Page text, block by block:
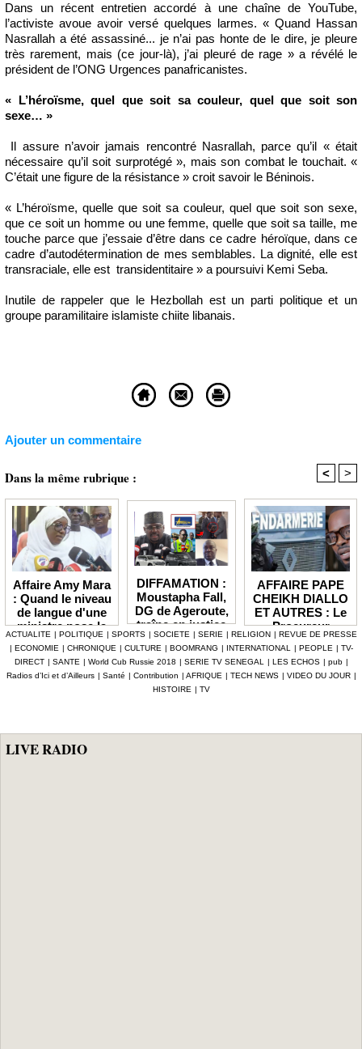
Dans un récent entretien accordé à une chaîne de YouTube,
l’activiste avoue avoir versé quelques larmes. « Quand Hassan
Nasrallah a été assassiné... je n’ai pas honte de le dire, je pleure
très rarement, mais (ce jour-là), j’ai pleuré de rage » a révélé le
président de l’ONG Urgences panafricanistes.
« L’héroïsme, quel que soit sa couleur, quel que soit son
sexe… »
Il assure n’avoir jamais rencontré Nasrallah, parce qu’il « était
nécessaire qu’il soit surprotégé », mais son combat le touchait. «
C’était une figure de la résistance » croit savoir le Béninois.
« L’héroïsme, quelle que soit sa couleur, quel que soit son sexe,
que ce soit un homme ou une femme, quelle que soit sa taille, me
touche parce que j’essaie d’être dans ce cadre héroïque, dans ce
cadre d’autodétermination de mes semblables. La dignité, elle est
transraciale, elle est transidentitaire » a poursuivi Kemi Seba.
Inutile de rappeler que le Hezbollah est un parti politique et un
groupe paramilitaire islamiste chiite libanais.
Ajouter un commentaire
Dans la même rubrique : < >
Affaire Amy Mara
: Quand le niveau
de langue d'une
ministre pose la
question de la
compétence et de
la crédibilité de
l'État
DIFFAMATION :
Moustapha Fall,
DG de Ageroute,
traîne en justice
l’ex DRH Cheikh
Amet Tidiane
Thiam
AFFAIRE PAPE
CHEIKH DIALLO
ET AUTRES : Le
Procureur
interjette appel et
maintient en
prison ceux qui
ont été placés
ACTUALITE | POLITIQUE | SPORTS | SOCIETE | SERIE | RELIGION | REVUE DE PRESSE
| ECONOMIE | CHRONIQUE | CULTURE | BOOMRANG | INTERNATIONAL | PEOPLE | TV-
DIRECT | SANTE | World Cub Russie 2018 | SERIE TV SENEGAL | LES ECHOS | pub |
Radios d’Ici et d’Ailleurs | Santé | Contribution | AFRIQUE | TECH NEWS | VIDEO DU JOUR |
HISTOIRE | TV
LIVE RADIO